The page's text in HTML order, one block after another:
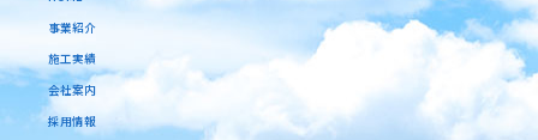
事業紹介
施工実績
会社案内
採用情報